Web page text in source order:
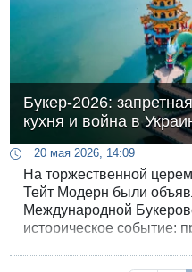
Букер-2026:
кухня и война в
20 мая 2026, 14:09
На торжественной
Тейт Модерн были
Международной
историческое событие: